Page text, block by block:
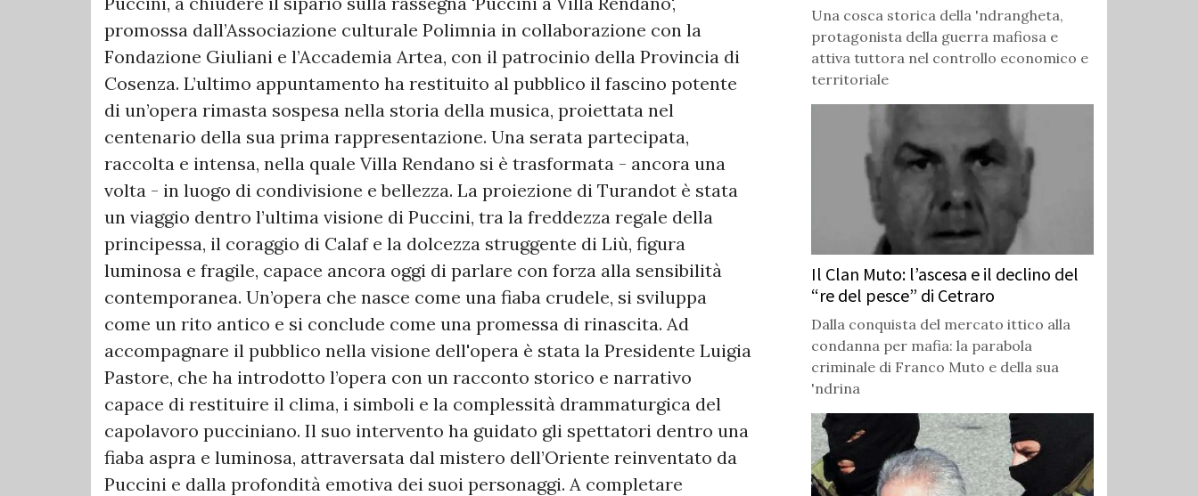
promossa dall’Associazione culturale Polimnia in collaborazione con la
Fondazione Giuliani e l’Accademia Artea, con il patrocinio della Provincia di
Cosenza. L’ultimo appuntamento ha restituito al pubblico il fascino potente
di un’opera rimasta sospesa nella storia della musica, proiettata nel
centenario della sua prima rappresentazione. Una serata partecipata,
raccolta e intensa, nella quale Villa Rendano si è trasformata - ancora una
volta - in luogo di condivisione e bellezza. La proiezione di Turandot è stata
un viaggio dentro l’ultima visione di Puccini, tra la freddezza regale della
principessa, il coraggio di Calaf e la dolcezza struggente di Liù, figura
luminosa e fragile, capace ancora oggi di parlare con forza alla sensibilità
contemporanea. Un’opera che nasce come una fiaba crudele, si sviluppa
come un rito antico e si conclude come una promessa di rinascita. Ad
accompagnare il pubblico nella visione dell'opera è stata la Presidente Luigia
Pastore, che ha introdotto l’opera con un racconto storico e narrativo
capace di restituire il clima, i simboli e la complessità drammaturgica del
capolavoro pucciniano. Il suo intervento ha guidato gli spettatori dentro una
fiaba aspra e luminosa, attraversata dal mistero dell’Oriente reinventato da
Puccini e dalla profondità emotiva dei suoi personaggi. A completare
Una cosca storica della 'ndrangheta,
protagonista della guerra mafiosa e
attiva tuttora nel controllo economico e
territoriale
Il Clan Muto: l’ascesa e il declino del
“re del pesce” di Cetraro
Dalla conquista del mercato ittico alla
condanna per mafia: la parabola
criminale di Franco Muto e della sua
'ndrina